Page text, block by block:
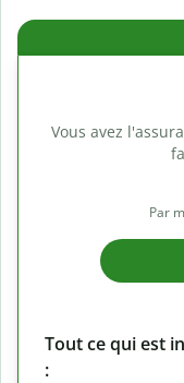
Vous avez
Par
Tout ce qui est
: